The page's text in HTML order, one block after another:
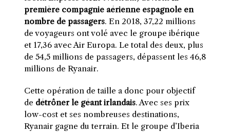
première compagnie aérienne espagnole en
nombre de passagers. En 2018, 37,22 millions
de voyageurs ont volé avec le groupe ibérique
et 17,36 avec Air Europa. Le total des deux, plus
de 54,5 millions de passagers, dépassent les 46,8
millions de Ryanair.
Cette opération de taille a donc pour objectif
de détrôner le géant irlandais. Avec ses prix
low-cost et ses nombreuses destinations,
Ryanair gagne du terrain. Et le groupe d’Iberia